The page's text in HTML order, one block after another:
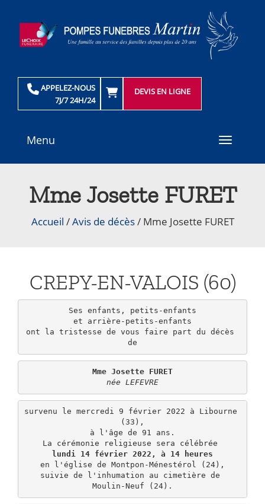
APPELEZ-NOUS
7J/7 24H/24
DEVIS EN LIGNE
Toggle
Menu
Mme Josette FURET
Accueil /Avis de décès/ Mme Josette FURET
CREPY-EN-VALOIS (60)
Ses enfants, petits-enfants
et arrière-petits-enfants
ont la tristesse de vous faire part du décès
Mme Josette FURET
née LEFEVRE
survenu le mercredi 9 février 2022 à Libourne
(33),
à l'âge de 91 ans.
lundi 14 février 2022, à 14 heures
en l'église de Montpon-Ménestérol (24),
suivie de l'inhumation au cimetière de
Moulin-Neuf (24).